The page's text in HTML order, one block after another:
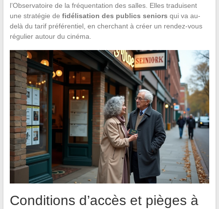
l’Observatoire de la fréquentation des salles. Elles traduisent
une stratégie de fidélisation des publics seniors qui va au-
delà du tarif préférentiel, en cherchant à créer un rendez-vous
régulier autour du cinéma.
Conditions d’accès et pièges à